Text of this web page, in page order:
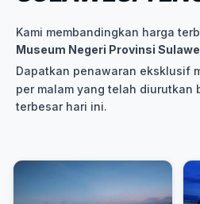
Kami membandingkan harga
Museum Negeri Provinsi
Dapatkan penawaran eksklusif
per malam yang telah diurutkan
terbesar hari ini.